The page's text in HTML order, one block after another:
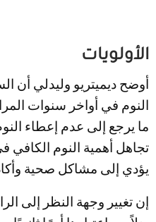
الأولويات
أوضح ديميتريو وليدلي أن
النوم في أواخر سنوات
ما يرجع إلى عدم إعطاء النوم
تجاهل أهمية النوم الكافي
يؤدي إلى مشاكل صحية
إن تغيير وجهة النظر إلى